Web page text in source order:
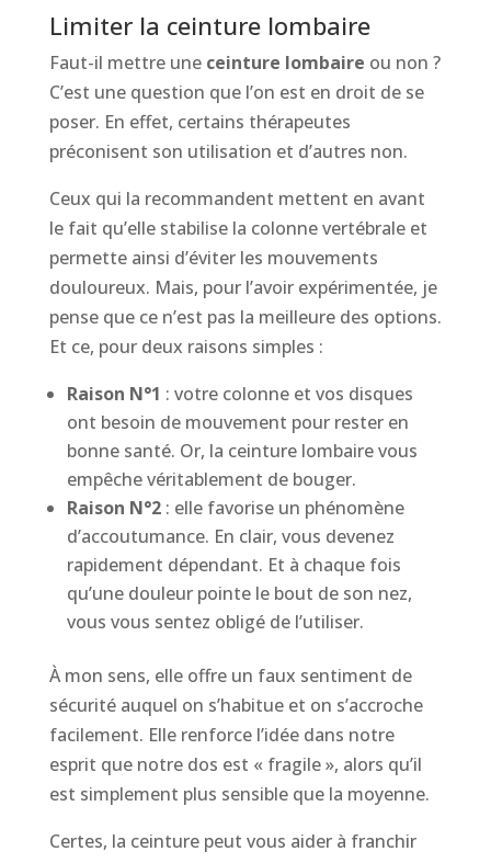
Limiter la ceinture lombaire
Faut-il mettre une ceinture lombaire ou non ?
C’est une question que l’on est en droit de se
poser. En effet, certains thérapeutes
préconisent son utilisation et d’autres non.
Ceux qui la recommandent mettent en avant
le fait qu’elle stabilise la colonne vertébrale et
permette ainsi d’éviter les mouvements
douloureux. Mais, pour l’avoir expérimentée, je
pense que ce n’est pas la meilleure des options.
Et ce, pour deux raisons simples :
Raison N°1 : votre colonne et vos disques
ont besoin de mouvement pour rester en
bonne santé. Or, la ceinture lombaire vous
empêche véritablement de bouger.
Raison N°2: elle favorise un phénomène
d’accoutumance. En clair, vous devenez
rapidement dépendant. Et à chaque fois
qu’une douleur pointe le bout de son nez,
vous vous sentez obligé de l’utiliser.
À mon sens, elle offre un faux sentiment de
sécurité auquel on s’habitue et on s’accroche
facilement. Elle renforce l’idée dans notre
esprit que notre dos est « fragile », alors qu’il
est simplement plus sensible que la moyenne.
Certes, la ceinture peut vous aider à franchir